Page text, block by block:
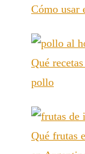
Cómo usar
Qué
pollo
Qué frutas